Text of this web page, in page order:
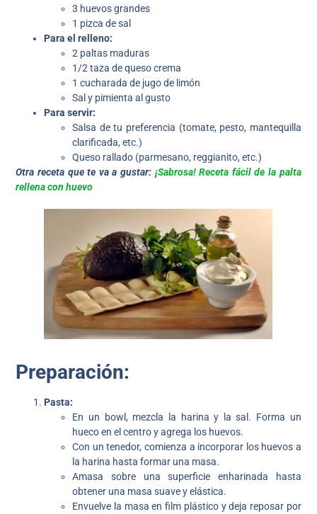
3 huevos grandes
1 pizca de sal
Para el relleno:
2 paltas maduras
1/2 taza de queso crema
1 cucharada de jugo de limón
Sal y pimienta al gusto
Para servir:
Salsa de tu preferencia (tomate, pesto, mantequilla
clarificada, etc.)
Queso rallado (parmesano, reggianito, etc.)
Otra receta que te va a gustar: ¡Sabrosa! Receta fácil de la palta
rellena con huevo
Preparación:
Pasta:
En un bowl, mezcla la harina y la sal. Forma un
hueco en el centro y agrega los huevos.
Con un tenedor, comienza a incorporar los huevos a
la harina hasta formar una masa.
Amasa sobre una superficie enharinada hasta
obtener una masa suave y elástica.
Envuelve la masa en film plástico y deja reposar por